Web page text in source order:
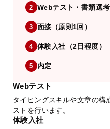
2 Webテスト・書類選考
3 面接（原則1回）
4 体験入社（2日程度）
5 内定
Webテスト
タイピングスキルや文章の構
ストを行います。
体験入社